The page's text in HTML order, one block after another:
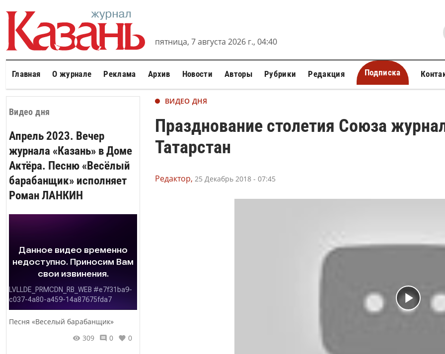
пятница, 7 августа 2026 г., 04:40
Главная О журнале Реклама Архив Новости Авторы Рубрики Редакция Подписка
Видео дня
Апрель 2023. Вечер
журнала «Казань» в Доме
Актёра. Песню «Весёлый
барабанщик» исполняет
Роман ЛАНКИН
Песня «Веселый барабанщик»
309
0 0
ВИДЕО ДНЯ
Празднование столетия Союза
Татарстан
Редактор, 25 Декабрь 2018 - 07:45